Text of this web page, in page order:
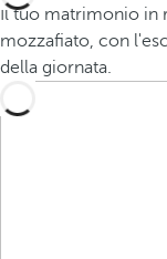
Il tuo matrimonio in
mozzafiato, con
della giornata.